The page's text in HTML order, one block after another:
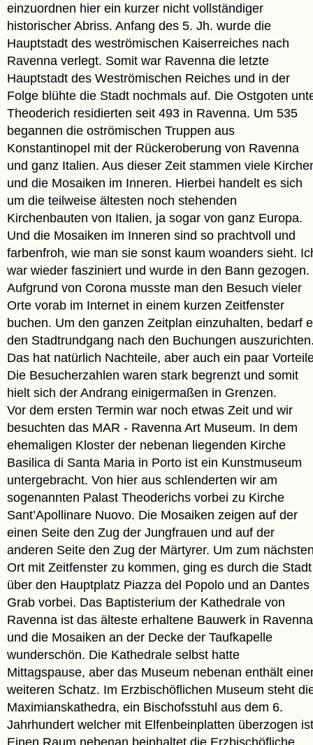
einzuordnen hier ein kurzer nicht vollständiger
historischer Abriss. Anfang des 5. Jh. wurde die
Hauptstadt des weströmischen Kaiserreiches nach
Ravenna verlegt. Somit war Ravenna die letzte
Hauptstadt des Weströmischen Reiches und in der
Folge blühte die Stadt nochmals auf. Die Ostgoten
Theoderich residierten seit 493 in Ravenna. Um 535
begannen die oströmischen Truppen aus
Konstantinopel mit der Rückeroberung von Ravenna
und ganz Italien. Aus dieser Zeit stammen viele
und die Mosaiken im Inneren. Hierbei handelt es sich
um die teilweise ältesten noch stehenden
Kirchenbauten von Italien, ja sogar von ganz Europa.
Und die Mosaiken im Inneren sind so prachtvoll und
farbenfroh, wie man sie sonst kaum woanders sieht.
war wieder fasziniert und wurde in den Bann gezogen.
Aufgrund von Corona musste man den Besuch vieler
Orte vorab im Internet in einem kurzen Zeitfenster
buchen. Um den ganzen Zeitplan einzuhalten, bedarf
den Stadtrundgang nach den Buchungen
Das hat natürlich Nachteile, aber auch ein paar
Die Besucherzahlen waren stark begrenzt und somit
hielt sich der Andrang einigermaßen in Grenzen.
Vor dem ersten Termin war noch etwas Zeit und wir
besuchten das MAR - Ravenna Art Museum. In dem
ehemaligen Kloster der nebenan liegenden Kirche
Basilica di Santa Maria in Porto ist ein Kunstmuseum
untergebracht. Von hier aus schlenderten wir am
sogenannten Palast Theoderichs vorbei zu Kirche
Sant’Apollinare Nuovo. Die Mosaiken zeigen auf der
einen Seite den Zug der Jungfrauen und auf der
anderen Seite den Zug der Märtyrer. Um zum
Ort mit Zeitfenster zu kommen, ging es durch die Stadt
über den Hauptplatz Piazza del Popolo und an Dantes
Grab vorbei. Das Baptisterium der Kathedrale von
Ravenna ist das älteste erhaltene Bauwerk in Ravenna
und die Mosaiken an der Decke der Taufkapelle
wunderschön. Die Kathedrale selbst hatte
Mittagspause, aber das Museum nebenan enthält
weiteren Schatz. Im Erzbischöflichen Museum steht
Maximianskathedra, ein Bischofsstuhl aus dem 6.
Jahrhundert welcher mit Elfenbeinplatten überzogen
Einen Raum nebenan beinhaltet die Erzbischöfliche